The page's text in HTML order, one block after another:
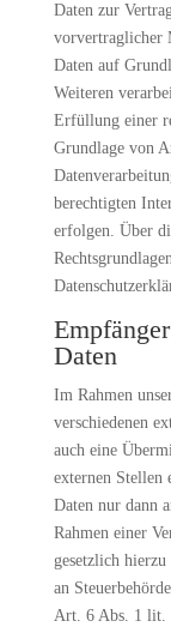
Daten zur
vorvertraglicher
Daten auf
Weiteren
Erfüllung einer
Grundlage von
berechtigten
erfolgen. Über
Daten
Im Rahmen
verschiedenen
auch eine
externen Stellen
Daten nur dann
Rahmen einer
gesetzlich
an
Art. 6 Abs. 1 lit.